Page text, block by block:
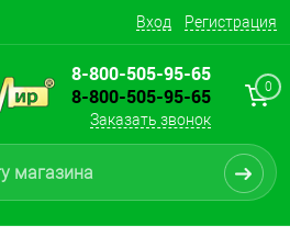
Вход Регистрация
8-800-505-95-65
8-800-505-95-65
Заказать звонок
0